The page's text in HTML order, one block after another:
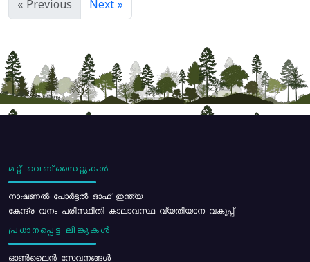
« Previous Next »
മറ്റ് വെബ്സൈറ്റുകൾ
നാഷണൽ പോർട്ടൽ ഓഫ് ഇന്ത്യ
കേന്ദ്ര വനം പരിസ്ഥിതി കാലാവസ്ഥ വ്യതിയാന വകുപ്പ്
പ്രധാനപ്പെട്ട ലിങ്കുകൾ
ഓൺലൈൻ സേവനങ്ങൾ